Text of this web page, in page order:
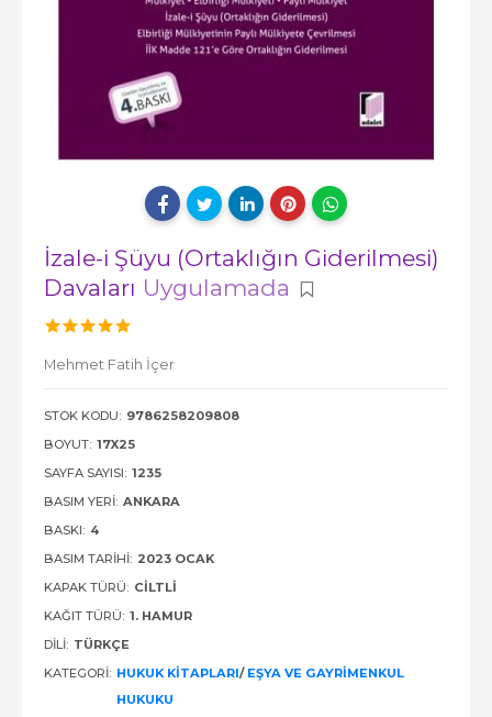
İzale-i Şüyu (Ortaklığın Giderilmesi)
Davaları Uygulamada
Mehmet Fatih İçer
STOK KODU: 9786258209808
BOYUT: 17X25
SAYFA SAYISI: 1235
BASIM YERI: ANKARA
BASKI: 4
BASIM TARIHI: 2023 OCAK
KAPAK TÜRÜ: CILTLI
KAĞIT TÜRÜ: 1. HAMUR
DILI: TÜRKÇE
KATEGORI: HUKUK KITAPLARI/ EŞYA VE GAYRIMENKUL
HUKUKU